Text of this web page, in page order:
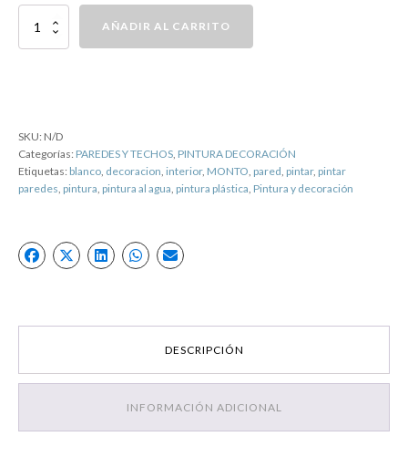
Pintura
purificante
(BLANCO
MATE)
MONTÓ
cantidad
AÑADIR AL CARRITO
SKU: N/D
Categorías: PAREDES Y TECHOS PINTURA DECORACIÓN
Etiquetas: blanco decoracion interior, MONTO pared pintar, pintar
paredes pintura pintura al agua pintura plástica Pintura y decoración
DESCRIPCIÓN
INFORMACIÓN ADICIONAL